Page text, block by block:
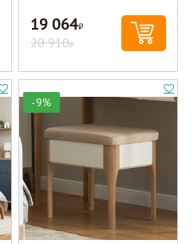
19 064Р
20 910Р
-9%